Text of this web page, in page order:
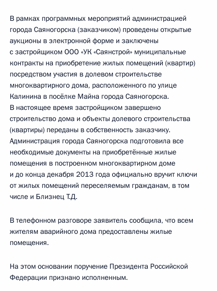
В рамках программных мероприятий администрацией
города Саяногорска (заказчиком) проведены открытые
аукционы в электронной форме и заключены
с застройщиком ООО «УК «Саянстрой» муниципальные
контракты на приобретение жилых помещений (квартир)
посредством участия в долевом строительстве
многоквартирного дома, расположенного по улице
Калинина в посёлке Майна города Саяногорска.
В настоящее время застройщиком завершено
строительство дома и объекты долевого строительства
(квартиры) переданы в собственность заказчику.
Администрация города Саяногорска подготовила все
необходимые документы на приобретённые жилые
помещения в построенном многоквартирном доме
и до конца декабря 2013 года официально вручит ключи
от жилых помещений переселяемым гражданам, в том
числе и Близнец Т.Д.
В телефонном разговоре заявитель сообщила, что всем
жителям аварийного дома предоставлены жилые
помещения.
На этом основании поручение Президента Российской
Федерации признано исполненным.